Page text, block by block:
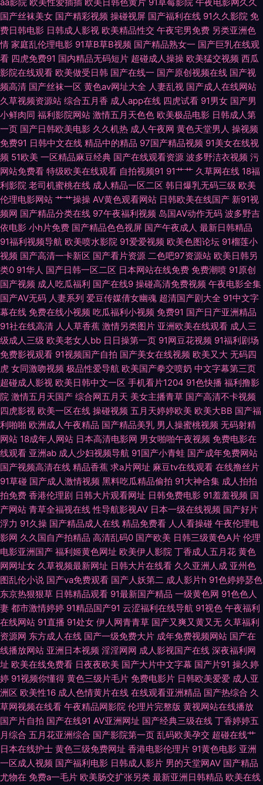
极毛片 亚洲天堂综合视频 午夜色被窝 亚洲操片免费看 五月天国产视频
wwwwww6区 超碰激情人妻在线 超碰豆花AV 俺去也资源 91蜜桃吴梦梦
www老司机 www午夜激情 97肏屄 97在线视频总站 91精品视频蓝莓 91在
线欧 91福利资源 影音先锋鲁鲁 影视先锋操 91变态视频 91在线导航 91熟妇
探花 91黑丝美女艹逼 亚洲一区97色 色五月丁香综合网 成人视频香蕉 红桃成
人电影 国产视频在线91 国内精品第一页 人妻人人草 日韩伦理片二区 青娱乐
99在线 蜜桃久久av一区 极品h片观看 天天操狠狠操 香蕉视频官网 91香蕉综
合操网 成人日韩色图 伊人青青草大香蕉 国产一线二线 国产又大又色 欧美性
生活 九九热六 青娱乐老司机福利 欧美性爱第1页 日本色图东方 亚州午夜AV
久草精品国产 麻豆旅游啪啪 男人的天堂无码 欧美极限扩肛 午夜射AV 在线成
人欧美 成人午夜导航 三级网站在线 操日韩美在线 超碰总站 成人午夜剧场福
利 日本在线AB 丁香91大神在线 免费欧美A片 色综欧美 91伦乱视频 AV大逼
网站 成人av五月花 激情青青草 性爱福利 91香蕉综合操网 成人午夜AV福利
超碰大香蕉99 www午夜 超碰92探花 福利黄色 国产簧片网址 国产精品高潮
久久 福利影院导航 午夜福利院91N 一本道色AV 五月人导航 97人人干 老司
机熟女伦理 熟女福利视频导航 天天日天天干少妇 欧美H版 国产片91
www97操 97超碰在线资源 亚洲国产黄色网 足交视频在线看 超碰人碰人 国
内精品一区在线 老司机青娱乐 美欧性娱烁 日韩有码网站 瑟瑟瑟e在线观看
视频福利在线看 www色情 韩日怡红院 久久麻豆传媒 欧美酒色网 青青娱乐
91 日韩欧美黄色 微拍福利老司机 91n处女在线 深夜诱惑av www黄色片 都
市激情另类 国产精区 黄色A级做爱影视 久久人人妻 九一蜜桃出品 精品大香
蕉 另类激情 玖玖偷拍 久久国产精品一 国产A级无毛 美女免费αV 人妻人人操
蜜臀网站91cb 欧美久草网 欧洲高清va 欧美综合網 人妖伪娘国产 少妇磁力
色色干新网 人妻精品久久 啊v视频 国产夜夜夜 欧美色图日本 91精品牛 国产
TS视频 六月天色色网站 三级片免费国产 肏屄精品一区二区 国产超碰在 国内
超碰 婷婷色图韩国 大香蕉www久久 国产天天综合网 欧美日韩h网 91官网一
国产丝袜美女 国产精彩视频 操碰视屏 国产福利在线 91久久影院 免
费日韩电影 日韩成人影视 欧美精品性交 午夜宅男免费 另类亚洲色
情 家庭乱伦理电影 91草B草B视频 国产精品熟女一 国产巨乳在线观
看 四虎免费91 国内精品无码短片 超碰成人操操 欧美猛交视频 西瓜
影院在线观看 欧美做受日韩 国产在线一 国产原创视频在线 国产视
频高清 国产丝袜一区 黄色av网址大全 人妻乱视 国产成人在线网站
久草视频资源站 综合五月香 成人app在线 四虎试看 91男女 国产男
小鲜肉同 福利影院网站 激情五月天色色 欧美极品电影 日韩成人第
一页 国产日韩欧美电影 久久机热 成人午夜网 黄色天堂男人 操视频
免费91 日韩中文在线 精品中的精品 97国产精品视频 91美女在线视
频 51欧美 一区精品麻豆经典 国产在线观看资源 波多野洁衣视频 污
网站免费看 特级欧美在线观看 自拍视频91 91艹艹 久草网在线 18福
利影院 老司机蜜桃在线 成人精品一区二区 韩日爆乳无码三级 欧美
伦理电影网站 艹艹操操 AV黄色观看网站 日韩欧美在线国产 新91视
频网 国产精品分类在线 97午夜福利视频 岛国AV动作无码 波多野吉
依电影 小h片免费 国产精品色色视屏 国产午夜成人 最新日韩精品
91福利视频导航 欧美喷水影院 91爱爱视频 欧美色图论坛 91榴莲小
视频 国产高清一卡新区 国产看片资源 二色吧97资源站 欧美日韩另
类0 91华人 国产日韩一区二区 日本网站在线免费 免费潮喷 91原创
国产视频 成人吃瓜福利 国产在线9 操碰高清免费视频 午夜电影全集
国产AV无码 人妻系列 爱豆传媒倩女幽魂 超清国产剧大全 91中文字
幕在线 免费在线小视频 吃瓜福利小视频 免费91 国产日产亚洲精品
91社在线高清 人人草香蕉 激情另类图片 亚洲欧美在线观看 成人三
级成人三级 欧美老女人bb 日日操第一页 91网豆花视频 91福利剧场
免费影视观看 91视频国产自拍 国产美女在线视频 欧美又大 无码四
虎 女同激吻视频 极品性爱导航 欧美国产拳交喷奶 中文字幕第三页
超碰成人影视 欧美日韩中文一区 手机看片1204 91色快播 福利撸影
院 激情五月天国产 综合网五月天 美女主播青草 国产高清不卡视频
四虎影视 欧美一区在线 操碰视频 五月天婷婷欧美 欧美大BB 国产福
利啪啪 欧洲成人午夜精品 国产精品美乳 男人操蜜桃视频 无码射精
网站 18成年人网站 日本高清电影网 男女啪啪午夜视频 免费电影在
线观看 亚洲ab 成人少妇视频导航 91国产小青蛙 国产成年免费网站
国产视频高清在线 精品香蕉 求a片网址 麻豆tv在线观看 在线撸丝片
91草碰 国产成人激情视频 黑料吃瓜精品偷拍 91大神合集 成人拍拍
拍免费 香港伦理剧 日韩大片观看网址 日韩免费电影 91羞羞视频 国
产网站 青草全福视在线 性导航影视AV 日本一级在线视频 国产好片
浮力 91久操 国产精品成人在线 精品免费看 人人看操碰 午夜伦理电
影网 久久国自产拍精品 高清乱码0 国产欧美 日韩三级黄色A片 伦理
电影亚洲国产 福利姬黄色网址 欧美伊人影院 丁香成人五月花 黄色
网网址女 久草视频最新网址 日韩大片在线看 久久亚洲人成 亚州色
图乱伦小说 国产va免费观看 国产人妖第二 成人影片h 91色婷婷瑟色
东京热狠狠草 日韩精品观看 91最新国产精品 一级黄色网 91色色人
妻 都市激情婷婷 91精品国产91 云涩福利在线导航 91视色 午夜福利
在线网站 91直播 91处女 伊人网青青草 国产又爽又黄又无 久草福利
资源网 东方成人在线 国产一级免费大片 成年免费视频网站 国产在
线播放网站 亚洲日本视频 淫淫网网 成人影视国产在线 深夜福利网
址 欧美在线免费看 日夜夜欧美 国产大片中文字幕 国产片91 操久婷
婷 91视频你懂得 黄色三级片毛片 免费电影片 日韩欧美爱爱 成人亚
洲区 欧美性16 成人色情黄片在线 在线观看亚洲精品 国产热综合 久
草网视频在线看 午夜精品网影院 伦理片完整版 黄视网站在线播放
国产片自拍 国产在线91 AV亚洲网址 国产经典三级在线 丁香婷婷五
月综合 五月花亚洲综合 国产影院第一页 乱码欧美孕交 超碰在线艹
日本在线护士 黄色三级免费网址 香港电影伦理片 91黄色电影 亚洲
一区成人视频 国产福利电影 日韩成人影片 男的天堂网AV 国产精品
尤物在 免费a一毛片 欧美肠交扩张另类 最新亚洲日韩精品 欧美在线